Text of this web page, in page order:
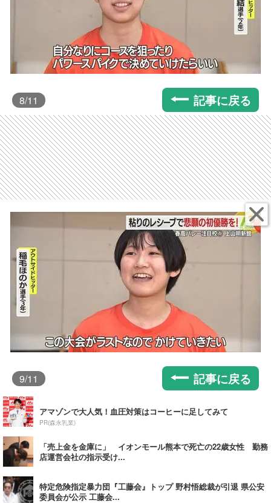
8/11 記事に戻る
9/11 記事に戻る
アマゾンで大人気！血圧対策はコーヒーに足してみて
PR(森永乳業)
「売上金を金庫に」 イオンモール熊本で死亡の22歳女性 勤務
店運営会社の指示受け...
特定危険指定暴力団『工藤会』トップ 野村悟総裁が引退 県公安
委員会が公示 工藤会...